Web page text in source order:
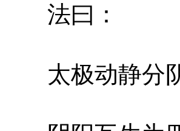
法曰：
太极动静分阴